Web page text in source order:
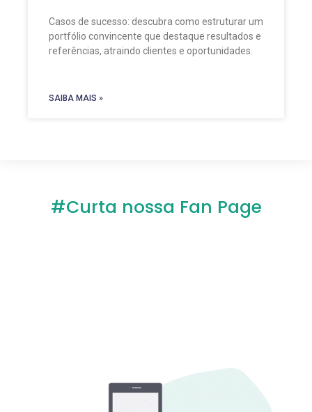
Casos de sucesso: descubra como estruturar um
portfólio convincente que destaque resultados e
referências, atraindo clientes e oportunidades.
SAIBA MAIS »
#Curta nossa Fan Page